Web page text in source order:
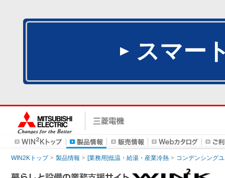
スマー
WIN2Kトップ 製品情報 [業務用]低温・給湯・産業冷熱 コンデンシング